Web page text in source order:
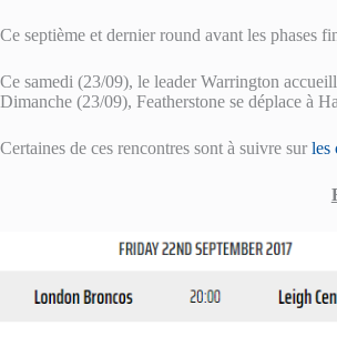
Ce septième et dernier round avant les phases
Ce samedi (23/09), le leader Warrington
Dimanche (23/09), Featherstone se déplace à
Certaines de ces rencontres sont à suivre sur les